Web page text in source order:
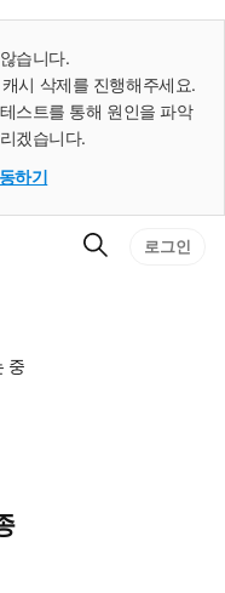
습니다.
시 삭제를 진행해주세요.
스트를 통해 원인을 파악
겠습니다.
하기
검
로그인
중